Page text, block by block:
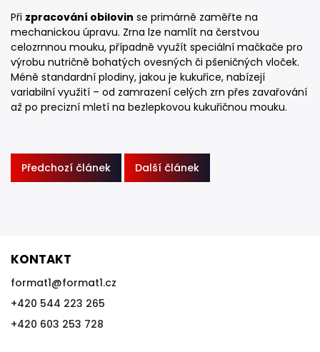
Při zpracování obilovin se primárně zaměřte na
mechanickou úpravu. Zrna lze namlít na čerstvou
celozrnnou mouku, případně využít speciální mačkače pro
výrobu nutričně bohatých ovesných či pšeničných vloček.
Méně standardní plodiny, jakou je kukuřice, nabízejí
variabilní využití – od zamrazení celých zrn přes zavařování
až po precizní mletí na bezlepkovou kukuřičnou mouku.
Předchozí článek Další článek
KONTAKT
format1@format1.cz
+420 544 223 265
+420 603 253 728